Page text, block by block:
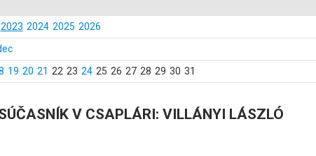
2023 2024 2025 2026
19 20 21 22 23 24 25 26 27 28 29 30 31
V CSAPLÁRI: VILLÁNYI LÁSZLÓ